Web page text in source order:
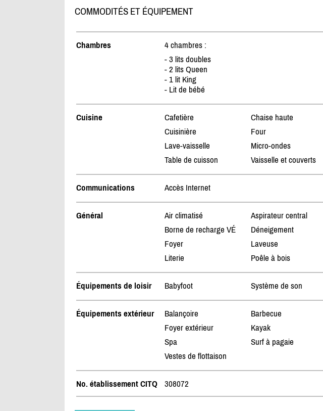
COMMODITÉS ET ÉQUIPEMENT
Chambres
4 chambres :
- 3 lits doubles
- 2 lits Queen
- 1 lit King
- Lit de bébé
Cuisine Cafetière Chaise haute
Cuisinière
Four
Lave-vaisselle
Micro-ondes
Table de cuisson
Vaisselle et couverts
Communications Accès Internet
Général Air climatisé Aspirateur central
Borne de recharge VÉ
Déneigement
Foyer
Laveuse
Literie
Poêle à bois
Équipements de loisir Babyfoot Système de son
Équipements extérieur Balançoire Barbecue
Foyer extérieur
Kayak
Spa
Surf à pagaie
Vestes de flottaison
No. établissement CITQ 308072